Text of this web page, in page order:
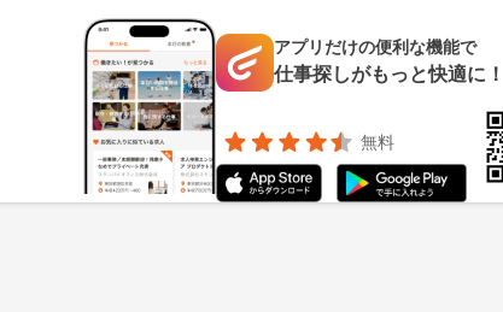
アプリだけの便利な機能で
仕事探しがもっと快適に！
無料